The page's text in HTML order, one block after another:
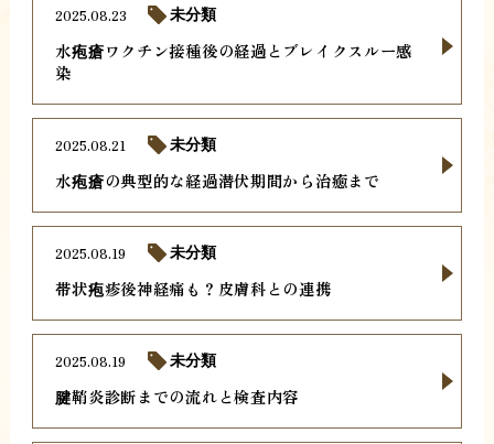
水疱瘡ワクチン接種後の経過とブレイクスルー感
染
2025.08.23 未分類
水疱瘡の典型的な経過潜伏期間から治癒まで
2025.08.21 未分類
帯状疱疹後神経痛も？皮膚科との連携
2025.08.19 未分類
腱鞘炎診断までの流れと検査内容
2025.08.19 未分類